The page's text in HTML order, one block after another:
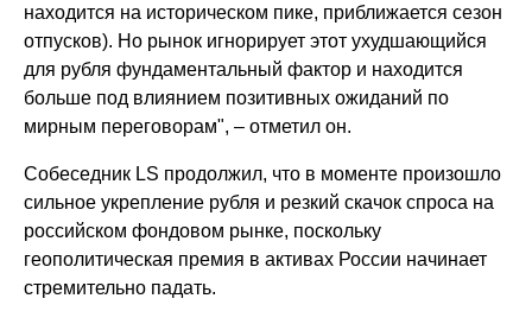
находится на историческом пике, приближается сезон
отпусков). Но рынок игнорирует этот ухудшающийся
для рубля фундаментальный фактор и находится
больше под влиянием позитивных ожиданий по
мирным переговорам", – отметил он.
Собеседник LS продолжил, что в моменте произошло
сильное укрепление рубля и резкий скачок спроса на
российском фондовом рынке, поскольку
геополитическая премия в активах России начинает
стремительно падать.